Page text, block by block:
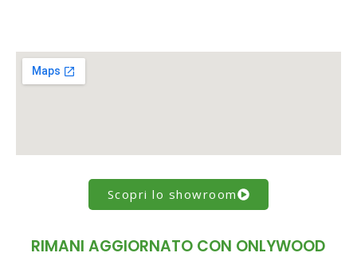
Scopri lo showroom
RIMANI AGGIORNATO CON ONLYWOOD